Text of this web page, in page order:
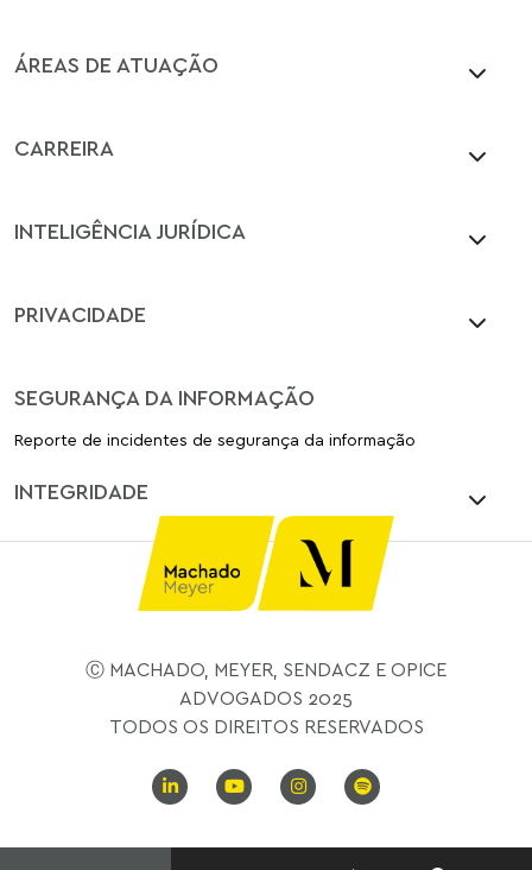
ÁREAS DE ATUAÇÃO
CARREIRA
INTELIGÊNCIA JURÍDICA
PRIVACIDADE
SEGURANÇA DA INFORMAÇÃO
Reporte de incidentes de segurança da informação
INTEGRIDADE
Ⓒ MACHADO, MEYER, SENDACZ E OPICE
ADVOGADOS 2025
TODOS OS DIREITOS RESERVADOS